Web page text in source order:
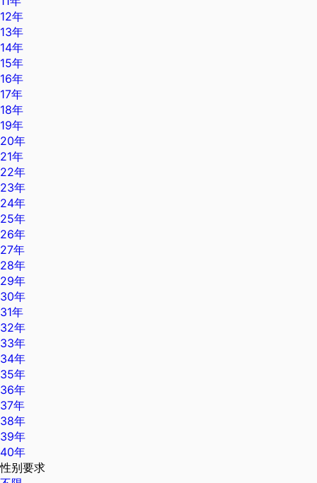
12年
13年
14年
15年
16年
17年
18年
19年
20年
21年
22年
23年
24年
25年
26年
27年
28年
29年
30年
31年
32年
33年
34年
35年
36年
37年
38年
39年
40年
性别要求